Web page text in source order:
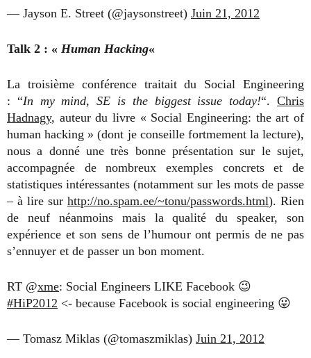
— Jayson E. Street (@jaysonstreet) Juin 21, 2012
Talk 2 : « Human Hacking«
La troisième conférence traitait du Social Engineering
: “In my mind, SE is the biggest issue today!“.Chris
Hadnagy, auteur du livre « Social Engineering: the art of
human hacking » (dont je conseille fortmement la lecture),
nous a donné une très bonne présentation sur le sujet,
accompagnée de nombreux exemples concrets et de
statistiques intéressantes (notamment sur les mots de passe
– à lire sur http://no.spam.ee/~tonu/passwords.html). Rien
de neuf néanmoins mais la qualité du speaker, son
expérience et son sens de l’humour ont permis de ne pas
s’ennuyer et de passer un bon moment.
RT @xme: Social Engineers LIKE Facebook 😉
#HiP2012 <- because Facebook is social engineering 😛
— Tomasz Miklas (@tomaszmiklas) Juin 21, 2012